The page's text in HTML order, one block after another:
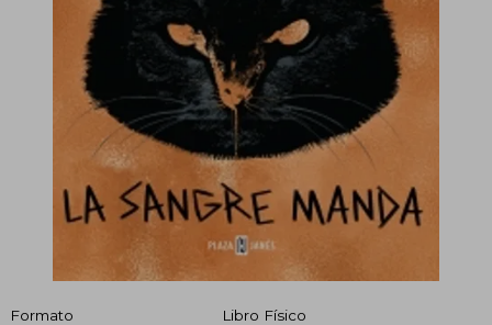
Formato
Libro Físico